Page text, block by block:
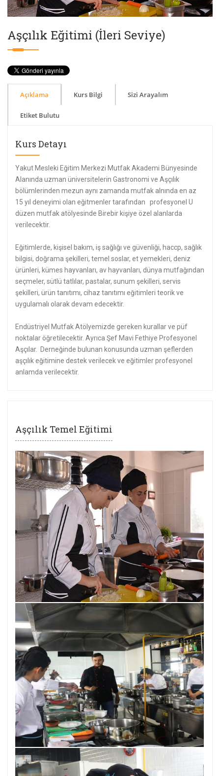
Aşçılık Eğitimi (İleri Seviye)
Açıklama Kurs Bilgi Sizi Arayalım
Etiket Bulutu
Kurs Detayı
Yakut Mesleki Eğitim Merkezi Mutfak Akademi Bünyesinde
Alanında uzman üniversitelerin Gastronomi ve Aşçılık
bölümlerinden mezun aynı zamanda mutfak alnında en az
15 yıl deneyimi olan eğitmenler tarafından profesyonel U
düzen mutfak atölyesinde Birebir kişiye özel alanlarda
verilecektir.
Eğitimlerde, kişisel bakım, iş sağlığı ve güvenliği, haccp, sağlık
bilgisi, doğrama şekilleri, temel soslar, et yemekleri, deniz
ürünleri, kümes hayvanları, av hayvanları, dünya mutfağından
seçmeler, sütlü tatlılar, pastalar, sunum şekilleri, servis
şekilleri, ürün tanıtımı, cihaz tanıtımı eğitimleri teorik ve
uygulamalı olarak devam edecektir.
Endüstriyel Mutfak Atölyemizde gereken kurallar ve püf
noktalar öğretilecektir. Ayrıca Şef Mavi Fethiye Profesyonel
Aşçılar. Derneğinde bulunan konusunda uzman şeflerden
aşçılık eğitimine destek verilecek ve eğitimler profesyonel
anlamda verilecektir.
Aşçılık Temel Eğitimi